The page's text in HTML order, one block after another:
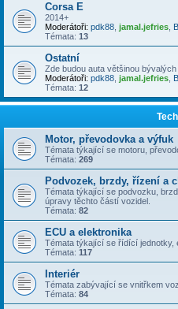
Corsa E
2014+
Moderátoři: pdk88 jamal.jefries
Témata: 13
Ostatní
Zde budou auta většinou
Moderátoři: pdk88 jamal.jefries
Témata: 12
Motor, převodovka a výfuk
Témata týkající se motoru,
Témata: 269
Podvozek, brzdy, řízení a
Témata týkající se podvozku,
úpravy těchto částí vozidel.
Témata: 82
ECU a elektronika
Témata týkající se řídící jednotky,
Témata: 117
Interiér
Témata zabývající se vnitřkem
Témata: 84